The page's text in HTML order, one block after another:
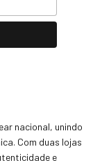
nacional, unindo
Com duas lojas
e